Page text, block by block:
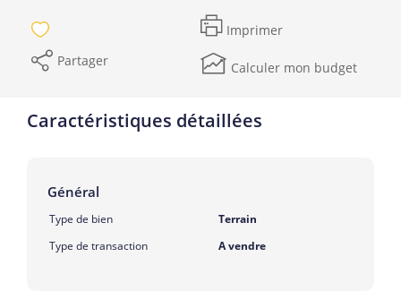
Imprimer
Partager
Calculer mon budget
Caractéristiques détaillées
Général
Type de bien
Terrain
Type de transaction
A vendre